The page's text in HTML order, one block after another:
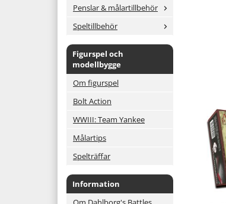
Penslar & målartillbehör
Speltillbehör
Figurspel och
modellbygge
Om figurspel
Bolt Action
WWIII: Team Yankee
Målartips
Spelträffar
Information